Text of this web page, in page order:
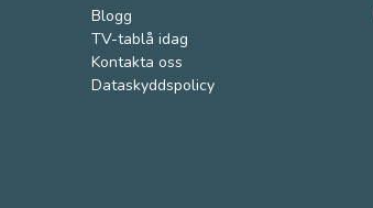
Blogg
TV-tablå idag
Kontakta oss
Dataskyddspolicy